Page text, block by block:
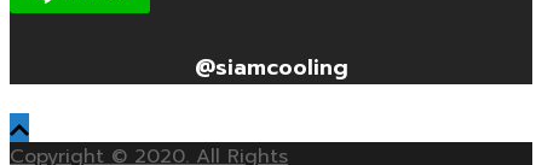
@siamcooling
Copyright © 2020. All Rights